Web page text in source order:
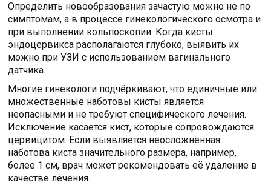
Определить новообразования зачастую можно не по
симптомам, а в процессе гинекологического осмотра и
при выполнении кольпоскопии. Когда кисты
эндоцервикса располагаются глубоко, выявить их
можно при УЗИ с использованием вагинального
датчика.
Многие гинекологи подчёркивают, что единичные или
множественные наботовы кисты является
неопасными и не требуют специфического лечения.
Исключение касается кист, которые сопровождаются
цервицитом. Если выявляется неосложнённая
наботова киста значительного размера, например,
более 1 см, врач может рекомендовать её удаление в
качестве лечения.